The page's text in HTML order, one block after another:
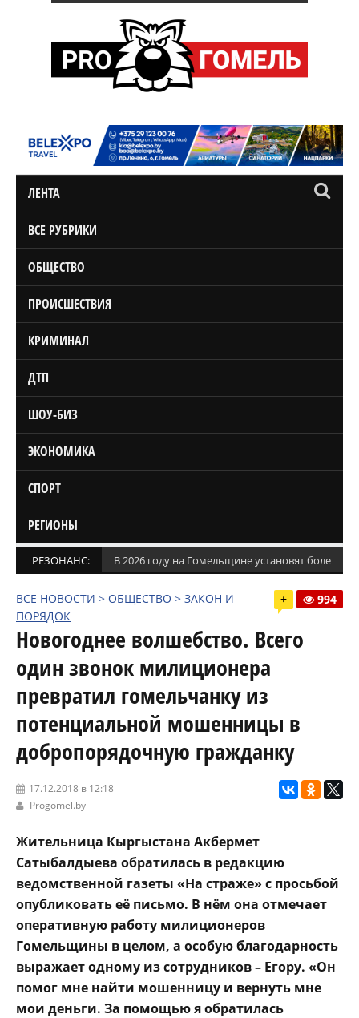
ЛЕНТА
ВСЕ РУБРИКИ
ОБЩЕСТВО
ПРОИСШЕСТВИЯ
КРИМИНАЛ
ДТП
ШОУ-БИЗ
ЭКОНОМИКА
СПОРТ
РЕГИОНЫ
РЕЗОНАНС: В 2026 году на Гомельщине установят более
ВСЕ НОВОСТИ > ОБЩЕСТВО > ЗАКОН И
ПОРЯДОК
+ 994
Новогоднее волшебство. Всего
один звонок милиционера
превратил гомельчанку из
потенциальной мошенницы в
добропорядочную гражданку
17.12.2018 в 12:18
Progomel.by
Жительница Кыргыстана Акбермет
Сатыбалдыева обратилась в редакцию
ведомственной газеты «На страже» с просьбой
опубликовать её письмо. В нём она отмечает
оперативную работу милиционеров
Гомельщины в целом, а особую благодарность
выражает одному из сотрудников – Егору. «Он
помог мне найти мошенницу и вернуть мне
мои деньги. За помощью я обратилась